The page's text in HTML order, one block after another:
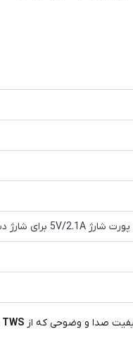
صدا و وضوحی که از TWS